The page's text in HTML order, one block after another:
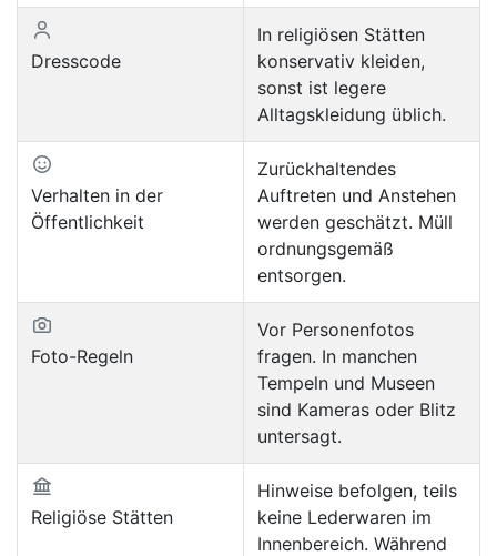
Dresscode
In religiösen Stätten
konservativ kleiden,
sonst ist legere
Alltagskleidung üblich.
Verhalten in der
Öffentlichkeit
Zurückhaltendes
Auftreten und Anstehen
werden geschätzt. Müll
ordnungsgemäß
entsorgen.
Foto-Regeln
Vor Personenfotos
fragen. In manchen
Tempeln und Museen
sind Kameras oder Blitz
untersagt.
Religiöse Stätten
Hinweise befolgen, teils
keine Lederwaren im
Innenbereich. Während